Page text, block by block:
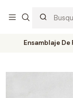
probados con
Ensamblaje